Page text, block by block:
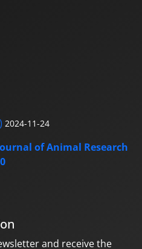
2024-11-24
of Animal Research
and receive the